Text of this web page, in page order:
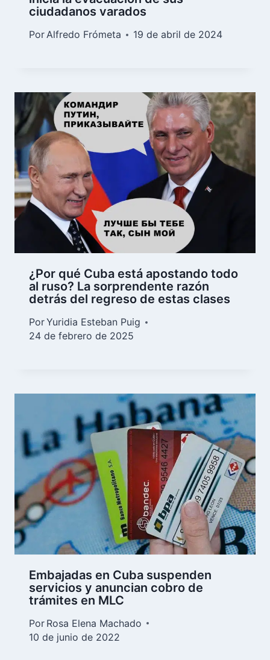
ciudadanos varados
PorAlfredo Frómeta 19 de abril de 2024
¿Por qué Cuba está apostando todo
al ruso? La sorprendente razón
detrás del regreso de estas clases
PorYuridia Esteban Puig
24 de febrero de 2025
Embajadas en Cuba suspenden
servicios y anuncian cobro de
trámites en MLC
Por Rosa Elena Machado
10 de junio de 2022